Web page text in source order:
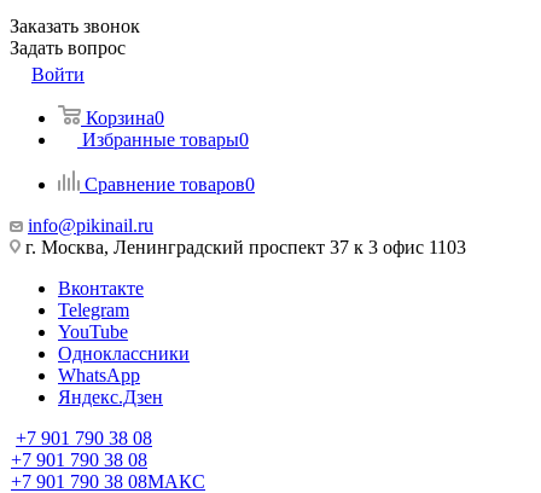
Заказать звонок
Задать вопрос
Войти
Корзина0
Избранные товары0
Сравнение товаров0
info@pikinail.ru
г. Москва, Ленинградский проспект 37 к 3 офис 1103
Вконтакте
Telegram
YouTube
Одноклассники
WhatsApp
Яндекс.Дзен
+7 901 790 38 08
+7 901 790 38 08
+7 901 790 38 08МАКС